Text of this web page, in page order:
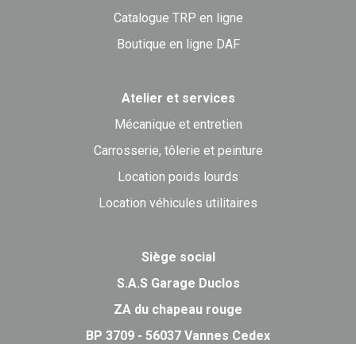
Catalogue TRP en ligne
Boutique en ligne DAF
Atelier et services
Mécanique et entretien
Carrosserie, tôlerie et peinture
Location poids lourds
Location véhicules utilitaires
Siège social
S.A.S Garage Duclos
ZA du chapeau rouge
BP 3709 - 56037 Vannes Cedex